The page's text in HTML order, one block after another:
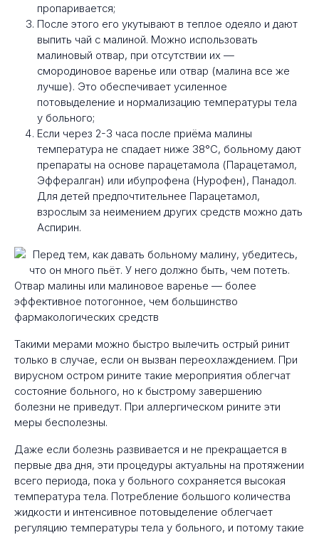
пропаривается;
После этого его укутывают в теплое одеяло и дают
выпить чай с малиной. Можно использовать
малиновый отвар, при отсутствии их —
смородиновое варенье или отвар (малина все же
лучше). Это обеспечивает усиленное
потовыделение и нормализацию температуры тела
у больного;
Если через 2-3 часа после приёма малины
температура не спадает ниже 38°С, больному дают
препараты на основе парацетамола (Парацетамол,
Эффералган) или ибупрофена (Нурофен), Панадол.
Для детей предпочтительнее Парацетамол,
взрослым за неимением других средств можно дать
Аспирин.
Отвар малины или малиновое варенье — более
эффективное потогонное, чем большинство
фармакологических средств
Такими мерами можно быстро вылечить острый ринит
только в случае, если он вызван переохлаждением. При
вирусном остром рините такие мероприятия облегчат
состояние больного, но к быстрому завершению
болезни не приведут. При аллергическом рините эти
меры бесполезны.
Даже если болезнь развивается и не прекращается в
первые два дня, эти процедуры актуальны на протяжении
всего периода, пока у больного сохраняется высокая
температура тела. Потребление большого количества
жидкости и интенсивное потовыделение облегчает
регуляцию температуры тела у больного, и потому такие